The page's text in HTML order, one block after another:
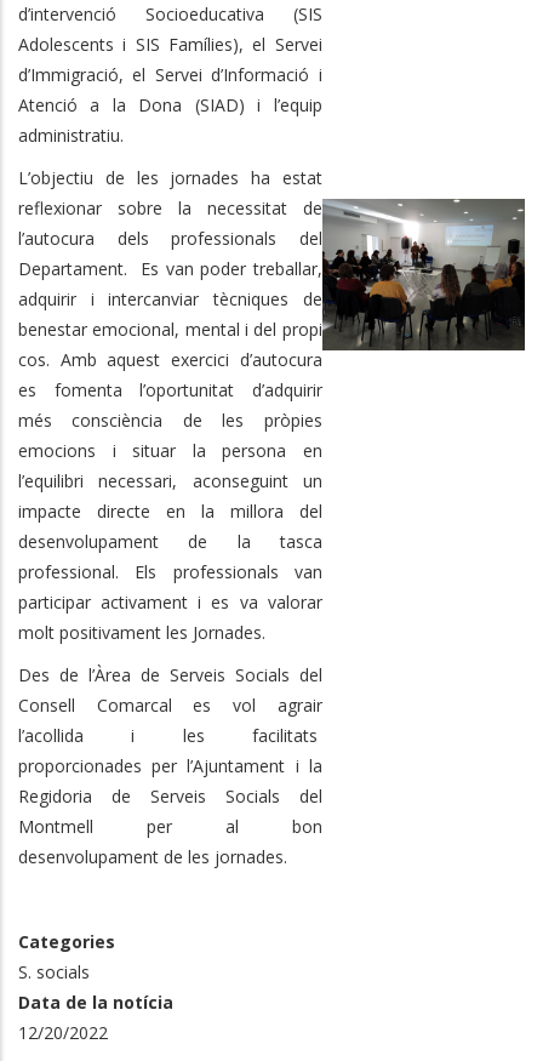
d’intervenció Socioeducativa (SIS
Adolescents i SIS Famílies), el Servei
d’Immigració, el Servei d’Informació i
Atenció a la Dona (SIAD) i l’equip
administratiu.
L’objectiu de les jornades ha estat
reflexionar sobre la necessitat de
l’autocura dels professionals del
Departament. Es van poder treballar,
adquirir i intercanviar tècniques de
benestar emocional, mental i del propi
cos. Amb aquest exercici d’autocura
es fomenta l’oportunitat d’adquirir
més consciència de les pròpies
emocions i situar la persona en
l’equilibri necessari, aconseguint un
impacte directe en la millora del
desenvolupament de la tasca
professional. Els professionals van
participar activament i es va valorar
molt positivament les Jornades.
Des de l’Àrea de Serveis Socials del
Consell Comarcal es vol agrair
l’acollida i les facilitats
proporcionades per l’Ajuntament i la
Regidoria de Serveis Socials del
Montmell per al bon
desenvolupament de les jornades.
Categories
S. socials
Data de la notícia
12/20/2022